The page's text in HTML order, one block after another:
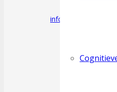
info@dyob.be